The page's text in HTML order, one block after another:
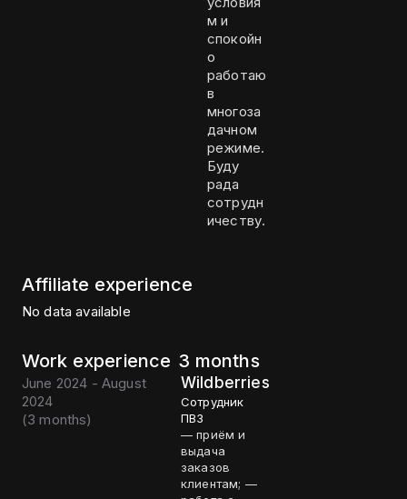
м и
спокойн
о
работаю
в
многоза
дачном
режиме.
Буду
рада
сотрудн
ичеству.
Affiliate experience
No data available
Work experience 3 months
June 2024 - August
2024
(3 months)
Wildberries
Сотрудник
ПВЗ
— приём и
выдача
заказов
клиентам; —